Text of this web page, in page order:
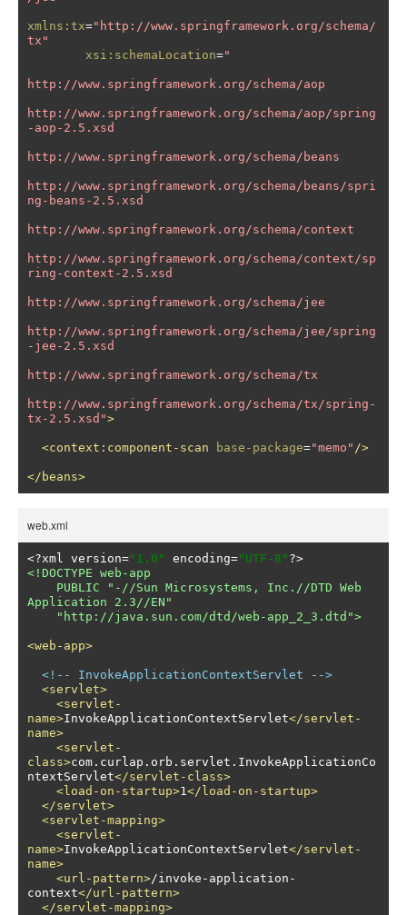
xmlns:tx="http://www.springframework.org/schema/
tx"
xsi:schemaLocation="
http://www.springframework.org/schema/aop
http://www.springframework.org/schema/aop/spring
-aop-2.5.xsd
http://www.springframework.org/schema/beans
http://www.springframework.org/schema/beans/spri
ng-beans-2.5.xsd
http://www.springframework.org/schema/context
http://www.springframework.org/schema/context/sp
ring-context-2.5.xsd
http://www.springframework.org/schema/jee
http://www.springframework.org/schema/jee/spring
-jee-2.5.xsd
http://www.springframework.org/schema/tx
http://www.springframework.org/schema/tx/spring-
tx-2.5.xsd">
<context:component-scan base-package="memo" />
</beans>
web.xml
<?xml version="1.0" encoding="UTF-8" ?>
<!DOCTYPE web-app
Application 2.3//EN"
    "http://java.sun.com/dtd/web-app_2_3.dtd">
<web-app>
<!-- InvokeApplicationContextServlet -->
<servlet>
<servlet-
name>InvokeApplicationContextServlet</servlet-
name>
<servlet-
class>com.curlap.orb.servlet.InvokeApplicationCo
ntextServlet</servlet-class>
<load-on-startup>1 </load-on-startup>
</servlet>
<servlet-mapping>
<servlet-
name>InvokeApplicationContextServlet</servlet-
name>
<url-pattern>/invoke-application-
context</url-pattern>
</servlet-mapping>